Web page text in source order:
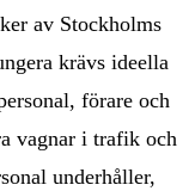
av Stockholms
krävs ideella
förare och
vagnar i trafik och
underhåller,